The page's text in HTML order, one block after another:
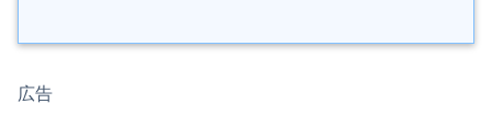
広告